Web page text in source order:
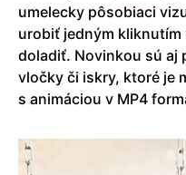
umelecky pôsobiaci
urobiť jedným
doladiť. Novinkou sú aj
vločky či iskry, ktoré je
s animáciou v MP4